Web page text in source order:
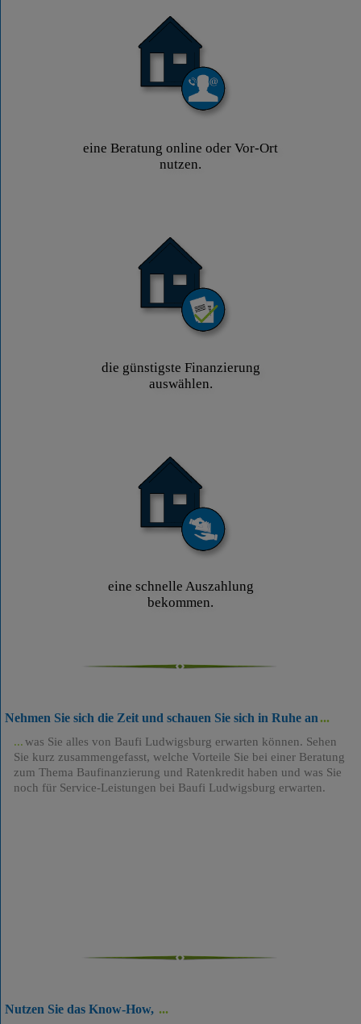
eine Beratung online oder Vor-Ort
nutzen.
die günstigste Finanzierung
auswählen.
eine schnelle Auszahlung
bekommen.
Nehmen Sie sich die Zeit und schauen Sie sich in Ruhe an
was Sie alles von Baufi Ludwigsburg erwarten können. Sehen
Sie kurz zusammengefasst, welche Vorteile Sie bei einer Beratung
zum Thema Baufinanzierung und Ratenkredit haben und was Sie
noch für Service-Leistungen bei Baufi Ludwigsburg erwarten.
Nutzen Sie das Know-How,